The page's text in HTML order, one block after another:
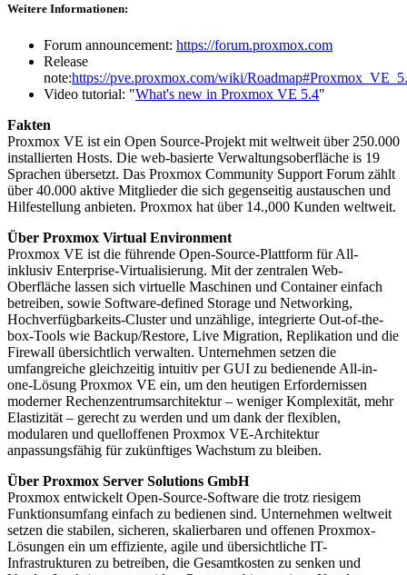
Weitere Informationen:
Forum announcement: https://forum.proxmox.com
Release
note:https://pve.proxmox.com/wiki/
Video tutorial: "What's new in Proxmox VE 5.4"
Fakten
Proxmox VE ist ein Open Source-Projekt mit weltweit über 250.000
installierten Hosts. Die web-basierte Verwaltungsoberfläche is 19
Sprachen übersetzt. Das Proxmox Community Support Forum zählt
über 40.000 aktive Mitglieder die sich gegenseitig austauschen und
Hilfestellung anbieten. Proxmox hat über 14.,000 Kunden weltweit.
Über Proxmox Virtual Environment
Proxmox VE ist die führende Open-Source-Plattform für All-
inklusiv Enterprise-Virtualisierung. Mit der zentralen Web-
Oberfläche lassen sich virtuelle Maschinen und Container einfach
betreiben, sowie Software-defined Storage und Networking,
Hochverfügbarkeits-Cluster und unzählige, integrierte Out-of-the-
box-Tools wie Backup/Restore, Live Migration, Replikation und die
Firewall übersichtlich verwalten. Unternehmen setzen die
umfangreiche gleichzeitig intuitiv per GUI zu bedienende All-in-
one-Lösung Proxmox VE ein, um den heutigen Erfordernissen
moderner Rechenzentrumsarchitektur – weniger Komplexität, mehr
Elastizität – gerecht zu werden und um dank der flexiblen,
modularen und quelloffenen Proxmox VE-Architektur
anpassungsfähig für zukünftiges Wachstum zu bleiben.
Über Proxmox Server Solutions GmbH
Proxmox entwickelt Open-Source-Software die trotz riesigem
Funktionsumfang einfach zu bedienen sind. Unternehmen weltweit
setzen die stabilen, sicheren, skalierbaren und offenen Proxmox-
Lösungen ein um effiziente, agile und übersichtliche IT-
Infrastrukturen zu betreiben, die Gesamtkosten zu senken und